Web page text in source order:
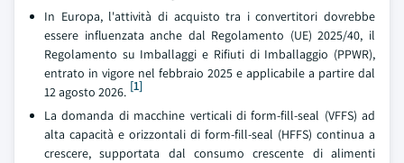
In Europa, l'attività di acquisto tra i convertitori dovrebbe
essere influenzata anche dal Regolamento (UE) 2025/40, il
Regolamento su Imballaggi e Rifiuti di Imballaggio (PPWR),
entrato in vigore nel febbraio 2025 e applicabile a partire dal
12 agosto 2026. [1]
La domanda di macchine verticali di form-fill-seal (VFFS) ad
alta capacità e orizzontali di form-fill-seal (HFFS) continua a
crescere, supportata dal consumo crescente di alimenti